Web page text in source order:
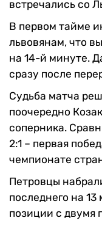
встречались со
В первом тайме
львовянам, что
на 14-й минуте.
сразу после
Судьба матча
поочередно
соперника.
2:1 – первая
чемпионате
Петровцы
последнего на
позиции с двумя